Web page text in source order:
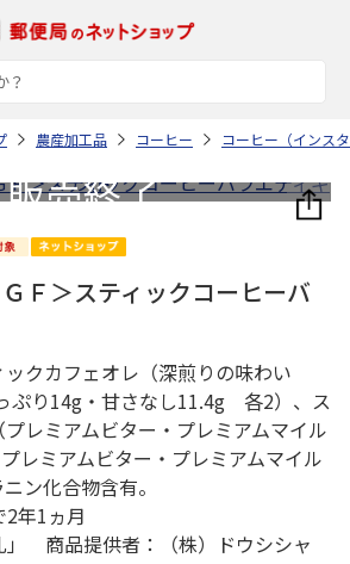
農産加工品 コーヒー コーヒー（インス
Ｆ＞スティックコーヒーバ
クカフェオレ（深煎りの味わい
ぷり14g・甘さなし11.4g 各2）、ス
レミアムビター・プレミアムマイル
ミアムビター・プレミアムマイル
ニン化合物含有。
2年1ヵ月
商品提供者：（株）ドウシシャ